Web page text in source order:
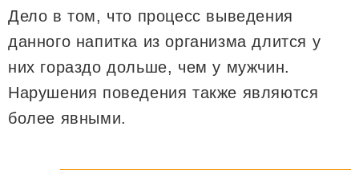
Дело в том, что процесс выведения
данного напитка из организма длится у
них гораздо дольше, чем у мужчин.
Нарушения поведения также являются
более явными.